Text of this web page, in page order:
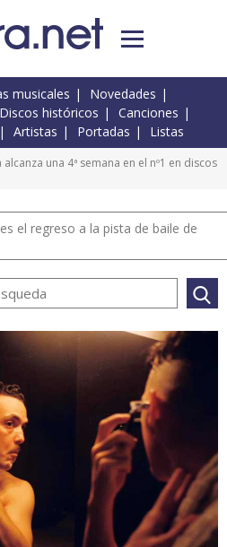
musicales
Novedades
Discos históricos
Canciones
Artistas Portadas Listas
alcanza una 4ª semana en el nº1 en discos
el regreso a la pista de baile de